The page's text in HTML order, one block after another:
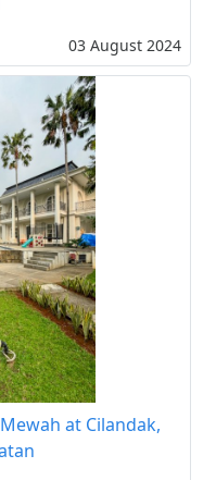
03 August 2024
at Cilandak,